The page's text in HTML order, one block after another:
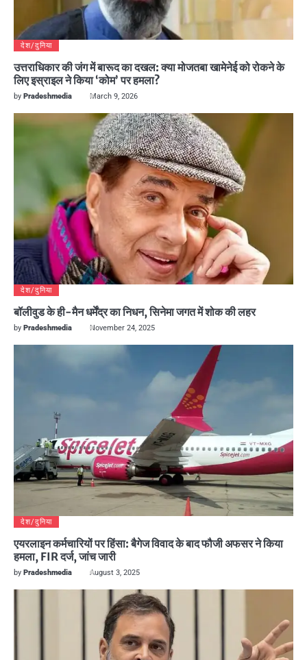
देश/दुनिया
उत्तराधिकार की जंग में बारूद का दखल: क्या मोजतबा खामेनेई को रोकने के
लिए इस्राइल ने किया ‘कोम’ पर हमला?
by Pradeshmedia March 9, 2026
देश/दुनिया
बॉलीवुड के ही-मैन धर्मेंद्र का निधन, सिनेमा जगत में शोक की लहर
by Pradeshmedia November 24, 2025
देश/दुनिया
एयरलाइन कर्मचारियों पर हिंसा: बैगेज विवाद के बाद फौजी अफसर ने किया
हमला, FIR दर्ज, जांच जारी
by Pradeshmedia August 3, 2025